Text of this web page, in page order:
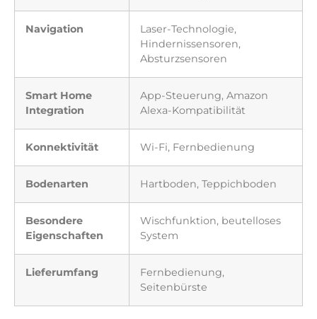
Navigation
Laser-Technologie,
Hindernissensoren,
Absturzsensoren
Smart Home
Integration
App-Steuerung, Amazon
Alexa-Kompatibilität
Konnektivität Wi-Fi, Fernbedienung
Bodenarten Hartboden, Teppichboden
Besondere
Eigenschaften
Wischfunktion, beutelloses
System
Lieferumfang
Fernbedienung,
Seitenbürste